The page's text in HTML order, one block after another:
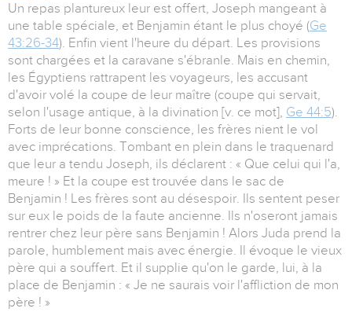
Un repas plantureux leur est offert, Joseph mangeant à
une table spéciale, et Benjamin étant le plus choyé (Ge
43:26-34). Enfin vient l'heure du départ. Les provisions
sont chargées et la caravane s'ébranle. Mais en chemin,
les Égyptiens rattrapent les voyageurs, les accusant
d'avoir volé la coupe de leur maître (coupe qui servait,
selon l'usage antique, à la divination [v. ce mot], Ge 44:5).
Forts de leur bonne conscience, les frères nient le vol
avec imprécations. Tombant en plein dans le traquenard
que leur a tendu Joseph, ils déclarent : « Que celui qui l'a,
meure ! » Et la coupe est trouvée dans le sac de
Benjamin ! Les frères sont au désespoir. Ils sentent peser
sur eux le poids de la faute ancienne. Ils n'oseront jamais
rentrer chez leur père sans Benjamin ! Alors Juda prend la
parole, humblement mais avec énergie. Il évoque le vieux
père qui a souffert. Et il supplie qu'on le garde, lui, à la
place de Benjamin : « Je ne saurais voir l'affliction de mon
père ! »